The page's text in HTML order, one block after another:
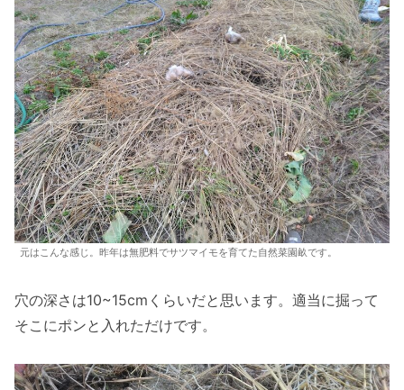
元はこんな感じ。昨年は無肥料でサツマイモを育てた自然菜園畝です。
穴の深さは10~15cmくらいだと思います。適当に掘って
そこにポンと入れただけです。